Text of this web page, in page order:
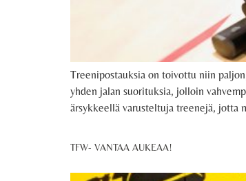
Treenipostauksia on toivottu niin
yhden jalan suorituksia, jolloin
ärsykkeellä varusteltuja treenejä, jotta
TFW- VANTAA AUKEAA!